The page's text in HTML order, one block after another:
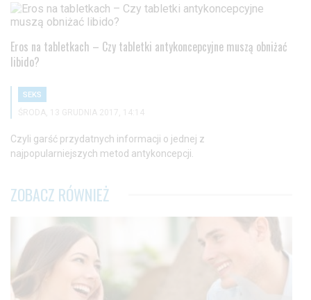
Eros na tabletkach – Czy tabletki antykoncepcyjne muszą obniżać
libido?
SEKS
ŚRODA, 13 GRUDNIA 2017, 14:14
Czyli garść przydatnych informacji o jednej z
najpopularniejszych metod antykoncepcji.
ZOBACZ RÓWNIEŻ